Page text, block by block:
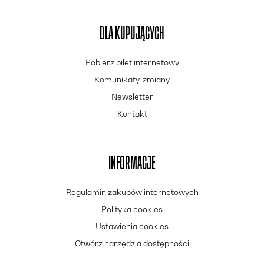
DLA KUPUJĄCYCH
Pobierz bilet internetowy
Komunikaty, zmiany
Newsletter
Kontakt
INFORMACJE
Regulamin zakupów internetowych
Polityka cookies
Ustawienia cookies
Otwórz narzędzia dostępności